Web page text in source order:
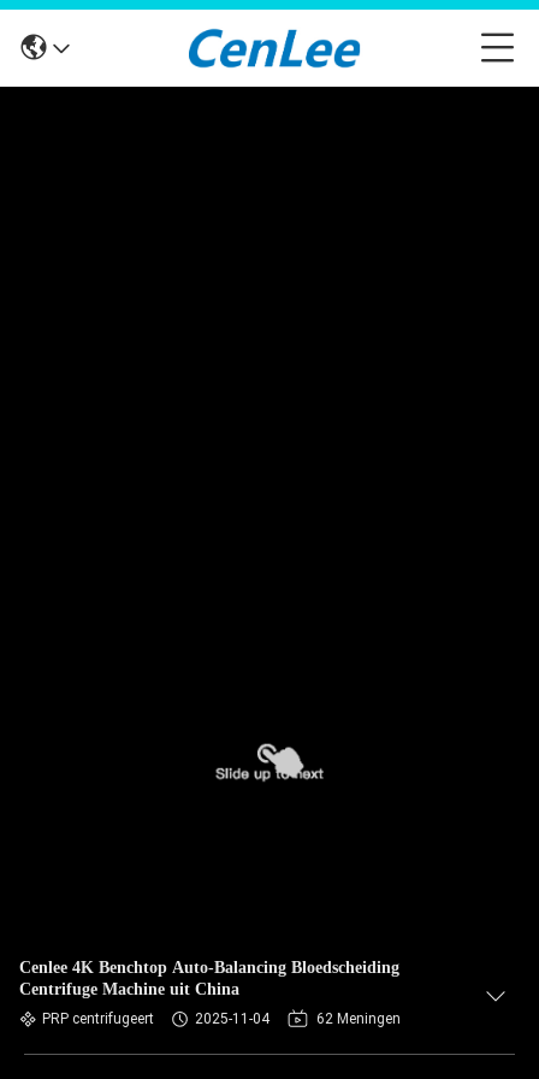
Cenlee 4K Benchtop Auto-Balancing Bloedscheiding
Centrifuge Machine uit China
PRP centrifugeert 2025-11-04 62 Meningen